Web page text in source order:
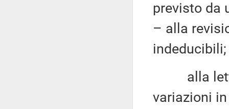
previsto da
– alla
indeducibili;
alla
variazioni